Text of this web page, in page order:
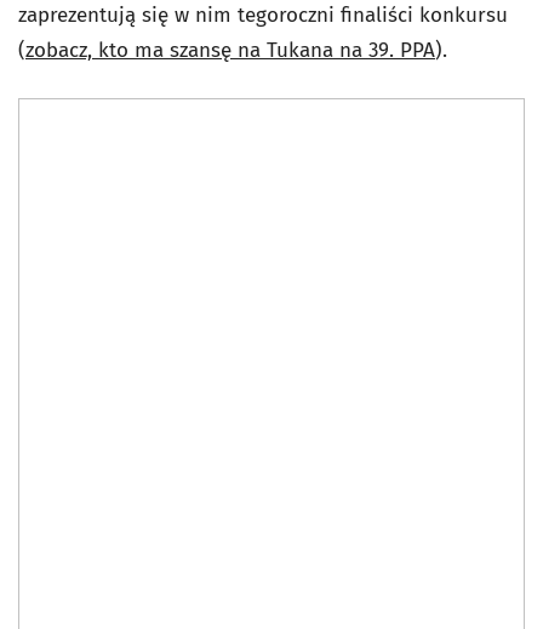
zaprezentują się w nim tegoroczni finaliści konkursu
(zobacz, kto ma szansę na Tukana na 39. PPA).